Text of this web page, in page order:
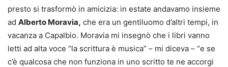
presto si trasformò in amicizia: in estate andavamo insieme
ad Alberto Moravia, che era un gentiluomo d’altri tempi, in
vacanza a Capalbio. Moravia mi insegnò che i libri vanno
letti ad alta voce “la scrittura è musica” – mi diceva – “e se
c’è qualcosa che non funziona in uno scritto te ne accorgi